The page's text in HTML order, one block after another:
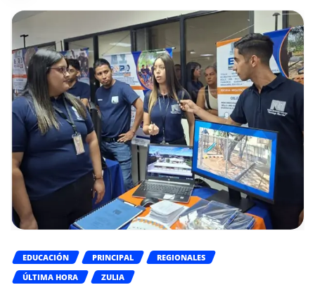
EDUCACIÓN PRINCIPAL
REGIONALES
ÚLTIMA HORA
ZULIA